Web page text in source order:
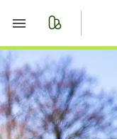
Start
Merkliste
Nachrichten